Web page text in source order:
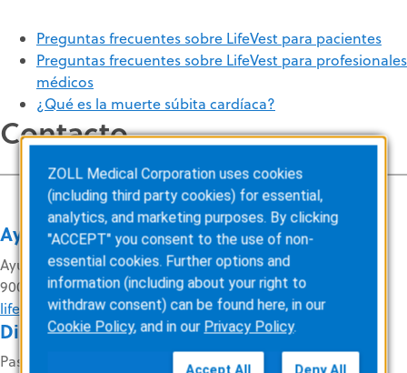
Preguntas frecuentes sobre LifeVest para pacientes
Preguntas frecuentes sobre LifeVest para profesionales
médicos
¿Qué es la muerte súbita cardíaca?
Contacto
Ayuda para el productos LifeVest
Ayuda telefónica 24 horas al día, 7 días a la semana:
900.998.426
lifevest.spain@zoll.com
Dirección de la oficina
Paseo de la Castellana, 135
ZOLL Medical Corporation uses cookies
(including third party cookies) for essential,
analytics, and marketing purposes. By clicking
"ACCEPT" you consent to the use of non-
essential cookies. Further options and
information (including about your right to
withdraw consent) can be found here, in our
Cookie Policy, and in our Privacy Policy.
Accept All Deny All